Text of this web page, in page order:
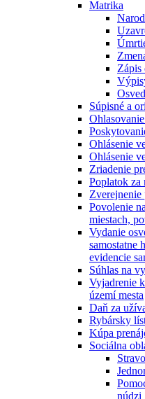
Matrika
Zápis
Súpisné a
Ohlásenie
Ohlásenie
Zriadenie
Poplatok za
Zverejnenie
Povolenie
miestach,
Vydanie
samostatne
evidencie
Súhlas na
Vyjadrenie
území mesta
Daň za
Rybársky
Kúpa
Sociálna
núdzi